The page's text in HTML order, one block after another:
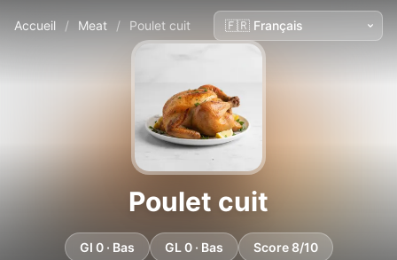
Accueil / Meat / Poulet cuit
Poulet cuit
GI 0 · Bas GL 0 · Bas Score 8/10